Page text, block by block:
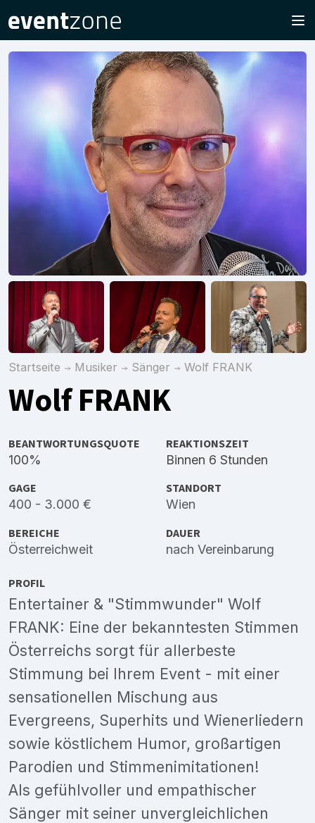
Startseite Musiker Sänger Wolf FRANK
Wolf FRANK
BEANTWORTUNGSQUOTE
100%
REAKTIONSZEIT
Binnen 6 Stunden
GAGE
400 - 3.000 €
STANDORT
Wien
BEREICHE
Österreichweit
DAUER
nach Vereinbarung
PROFIL
Entertainer & "Stimmwunder" Wolf
FRANK: Eine der bekanntesten Stimmen
Österreichs sorgt für allerbeste
Stimmung bei Ihrem Event - mit einer
sensationellen Mischung aus
Evergreens, Superhits und Wienerliedern
sowie köstlichem Humor, großartigen
Parodien und Stimmenimitationen!
Als gefühlvoller und empathischer
Sänger mit seiner unvergleichlichen